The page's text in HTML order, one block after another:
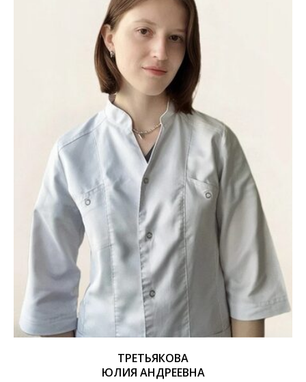
ТРЕТЬЯКОВА
ЮЛИЯ АНДРЕЕВНА